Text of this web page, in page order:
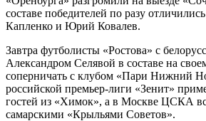
составе победителей по разу
Капленко и Юрий Ковалев.
Завтра футболисты «Ростова» с
Александром Селявой в составе на
соперничать с клубом «Пари Нижний
российской премьер-лиги «Зенит»
гостей из «Химок», а в Москве ЦСКА
самарскими «Крыльями Советов».